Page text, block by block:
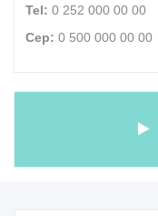
Tel: 0 252 000 00 00
Cep: 0 500 000 00 00